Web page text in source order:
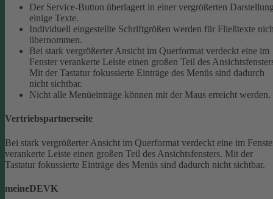
Der Service-Button überlagert in einer vergrößerten
einige Texte.
Individuell eingestellte Schriftgrößen werden für Fließtexte
übernommen.
Bei stark vergrößerter Ansicht im Querformat verdeckt eine im
Fenster verankerte Leiste einen großen Teil des
Mit der Tastatur fokussierte Einträge des Menüs sind dadurch
nicht sichtbar.
Nicht alle Menüeinträge können mit der Maus erreicht werden.
Vertriebspartnerseite
Bei stark vergrößerter Ansicht im Querformat verdeckt eine im
verankerte Leiste einen großen Teil des Ansichtsfensters. Mit der
Tastatur fokussierte Einträge des Menüs sind dadurch nicht sichtbar.
meineDEVK